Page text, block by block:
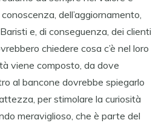
dell’aggiornamento,
e, di conseguenza, dei clienti
chiedere cosa c’è nel loro
viene composto, da dove
al bancone dovrebbe spiegarlo
per stimolare la curiosità
meraviglioso, che è parte del